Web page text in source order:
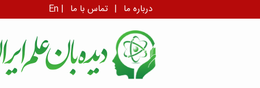
En | درباره ما | تماس با ما